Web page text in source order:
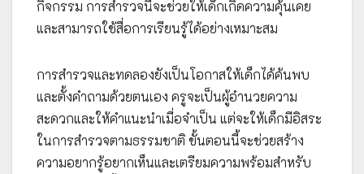
กิจกรรม การสำรวจนี้จะช่วยให้เด็กเกิดความคุ้นเคย
และสามารถใช้สื่อการเรียนรู้ได้อย่างเหมาะสม
การสำรวจและทดลองยังเป็นโอกาสให้เด็กได้ค้นพบ
และตั้งคำถามด้วยตนเอง ครูจะเป็นผู้อำนวยความ
สะดวกและให้คำแนะนำเมื่อจำเป็น แต่จะให้เด็กมีอิสระ
ในการสำรวจตามธรรมชาติ ขั้นตอนนี้จะช่วยสร้าง
ความอยากรู้อยากเห็นและเตรียมความพร้อมสำหรับ